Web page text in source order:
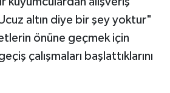
altın diye bir şey yoktur"
önüne geçmek için
çalışmaları başlattıklarını